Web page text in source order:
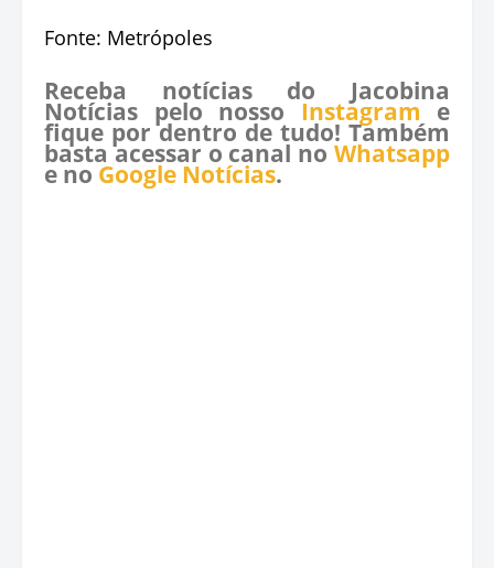
Fonte: Metrópoles
Receba notícias do Jacobina
Notícias pelo nosso Instagram e
fique por dentro de tudo! Também
basta acessar o canal no Whatsapp
e no Google Notícias.